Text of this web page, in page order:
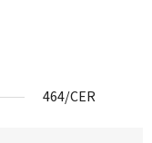
464/CER